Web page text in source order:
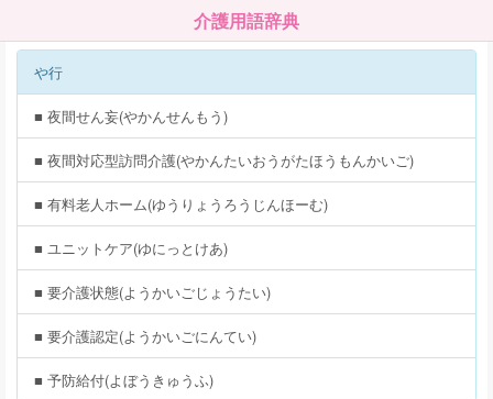
介護用語辞典
や行
■ 夜間せん妄(やかんせんもう)
■ 夜間対応型訪問介護(やかんたいおうがたほうもんかいご)
■ 有料老人ホーム(ゆうりょうろうじんほーむ)
■ ユニットケア(ゆにっとけあ)
■ 要介護状態(ようかいごじょうたい)
■ 要介護認定(ようかいごにんてい)
■ 予防給付(よぼうきゅうふ)